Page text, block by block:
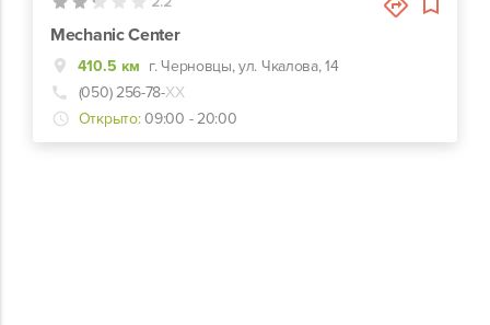
Mechanic Center
410.5 км г. Черновцы, ул. Чкалова, 14
(050) 256-78-ХХ
Открыто: 09:00 - 20:00